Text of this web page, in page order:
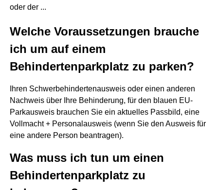
oder der ...
Welche Voraussetzungen brauche
ich um auf einem
Behindertenparkplatz zu parken?
Ihren Schwerbehindertenausweis oder einen anderen
Nachweis über Ihre Behinderung, für den blauen EU-
Parkausweis brauchen Sie ein aktuelles Passbild, eine
Vollmacht + Personalausweis (wenn Sie den Ausweis für
eine andere Person beantragen).
Was muss ich tun um einen
Behindertenparkplatz zu